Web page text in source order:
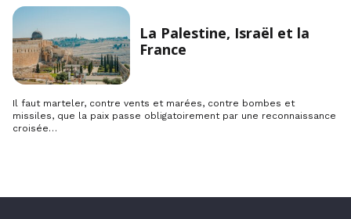
La Palestine, Israël et la
France
Il faut marteler, contre vents et marées, contre bombes et
missiles, que la paix passe obligatoirement par une reconnaissance
croisée…